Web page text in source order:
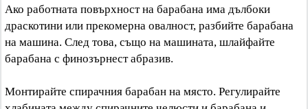
Ако работната повърхност на барабана има дълбоки
драскотини или прекомерна овалност, разбийте барабана
на машина. След това, също на машината, шлайфайте
барабана с финозърнест абразив.
Монтирайте спирачния барабан на място. Регулирайте